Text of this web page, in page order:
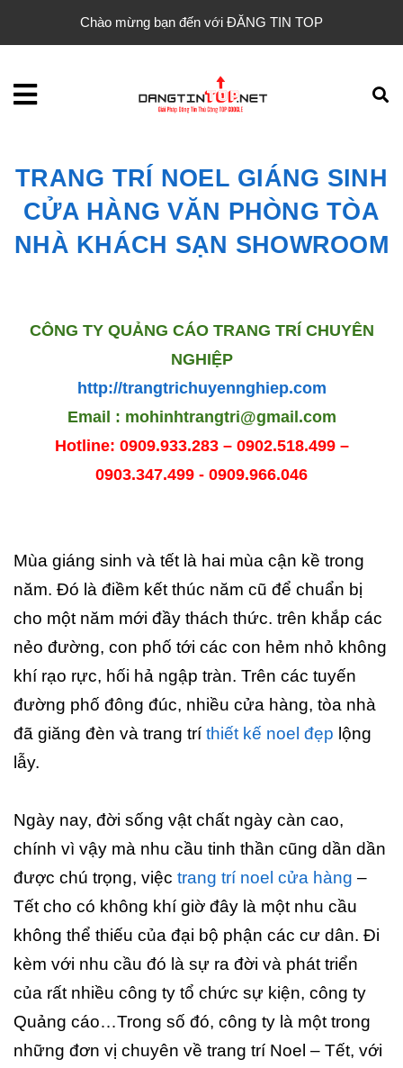
Chào mừng bạn đến với ĐĂNG TIN TOP
TRANG TRÍ NOEL GIÁNG SINH
CỬA HÀNG VĂN PHÒNG TÒA
NHÀ KHÁCH SẠN SHOWROOM
CÔNG TY QUẢNG CÁO TRANG TRÍ CHUYÊN
NGHIỆP
http://trangtrichuyennghiep.com
Email : mohinhtrangtri@gmail.com
Hotline: 0909.933.283 – 0902.518.499 –
0903.347.499 - 0909.966.046
Mùa giáng sinh và tết là hai mùa cận kề trong
năm. Đó là điềm kết thúc năm cũ để chuẩn bị
cho một năm mới đầy thách thức. trên khắp các
nẻo đường, con phố tới các con hẻm nhỏ không
khí rạo rực, hối hả ngập tràn. Trên các tuyến
đường phố đông đúc, nhiều cửa hàng, tòa nhà
đã giăng đèn và trang trí thiết kế noel đẹp lộng
lẫy.
Ngày nay, đời sống vật chất ngày càn cao,
chính vì vậy mà nhu cầu tinh thần cũng dần dần
được chú trọng, việc trang trí noel cửa hàng –
Tết cho có không khí giờ đây là một nhu cầu
không thể thiếu của đại bộ phận các cư dân. Đi
kèm với nhu cầu đó là sự ra đời và phát triển
của rất nhiều công ty tổ chức sự kiện, công ty
Quảng cáo…Trong số đó, công ty là một trong
những đơn vị chuyên về trang trí Noel – Tết, với